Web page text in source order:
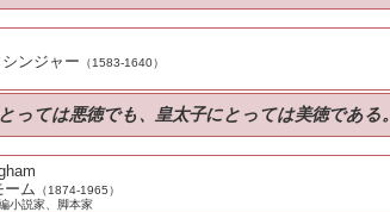
ンジャー （1583-1640）
っては悪徳でも、皇太子にとっては美徳である。
ーム （1874-1965）
小説家、脚本家